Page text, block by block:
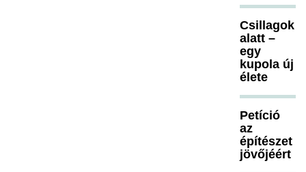
Csillagok
alatt –
egy
kupola új
élete
Petíció
az
építészet
jövőjéért